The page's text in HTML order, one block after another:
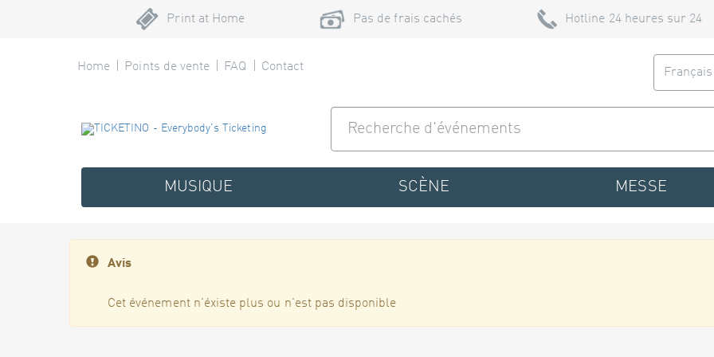
Print at Home Pas de frais cachés Hotline 24 heures sur 24
Home Points de vente FAQ Contact Français
MUSIQUE SCÈNE MESSE
Avis
Cet événement n'éxiste plus ou n'est pas disponible